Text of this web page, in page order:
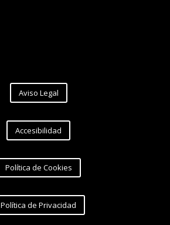
Aviso Legal
Accesibilidad
Política de Cookies
Política de Privacidad